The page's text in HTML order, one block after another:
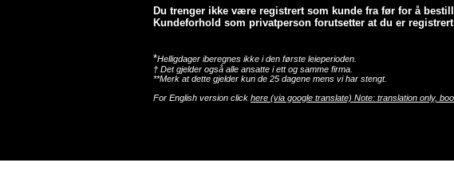
Du trenger ikke være registrert som kunde fra før for å
Kundeforhold som privatperson forutsetter at du er
*Helligdager iberegnes ikke i den første leieperioden.
† Det gjelder også alle ansatte i ett og samme firma.
**Merk at dette gjelder kun de 25 dagene mens vi har stengt.
For English version click here (via google translate) Note: translation only,